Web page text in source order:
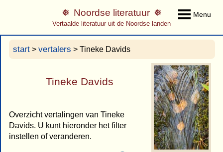
Menu
Noordse literatuur
Vertaalde literatuur uit de Noordse landen
start > vertalers > Tineke Davids
Tineke Davids
Overzicht vertalingen van Tineke
Davids. U kunt hieronder het filter
instellen of veranderen.